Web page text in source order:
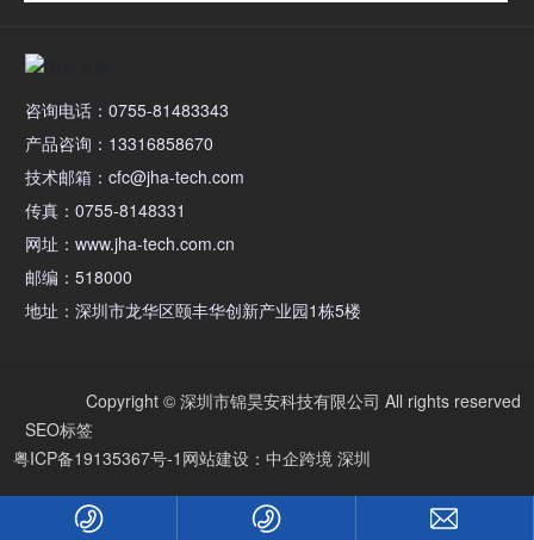
咨询电话：0755-81483343
产品咨询：13316858670
技术邮箱：cfc@jha-tech.com
传真：0755-8148331
网址：www.jha-tech.com.cn
邮编：518000
地址：深圳市龙华区颐丰华创新产业园1栋5楼
Copyright © 深圳市锦昊安科技有限公司 All rights reserved
SEO标签
粤ICP备19135367号-1 网站建设：中企跨境 深圳